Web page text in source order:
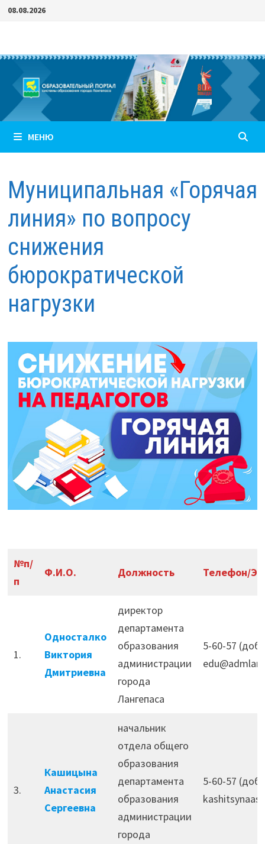
Перейти
08.08.2026
МЕНЮ
Муниципальная «Горячая
линия» по вопросу
снижения
бюрократической
нагрузки
№п/
п
Ф.И.О. Должность Телефон/
1.
Односталко
Виктория
Дмитриевна
директор
департамента
образования
администрации
города
Лангепаса
5-60-57
3.
Кашицына
Анастасия
Сергеевна
начальник
отдела общего
образования
департамента
образования
администрации
города
5-60-57